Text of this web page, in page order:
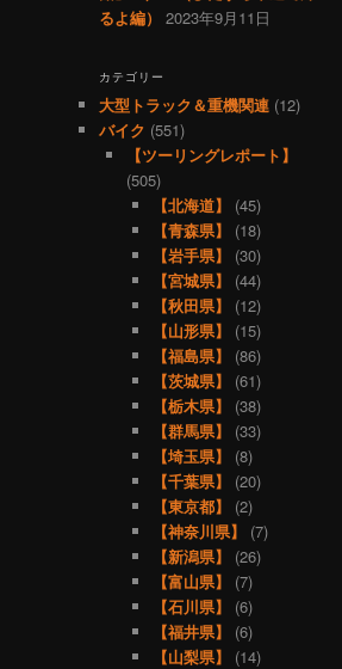
るよ編）
2023年9月11日
カテゴリー
大型トラック＆重機関連 (12)
バイク (551)
【ツーリングレポート】
(505)
【北海道】
(45)
【青森県】
(18)
【岩手県】
(30)
【宮城県】
(44)
【秋田県】
(12)
【山形県】
(15)
【福島県】
(86)
【茨城県】
(61)
【栃木県】
(38)
【群馬県】
(33)
【埼玉県】
(8)
【千葉県】
(20)
【東京都】
(2)
【神奈川県】
(7)
【新潟県】
(26)
【富山県】
(7)
【石川県】
(6)
【福井県】
(6)
【山梨県】
(14)